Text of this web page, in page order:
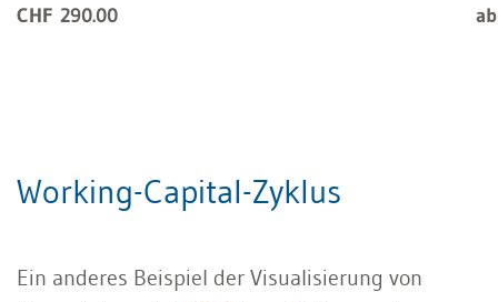
CHF 290.00
Working-Capital-Zyklus
Ein anderes Beispiel der Visualisierung von